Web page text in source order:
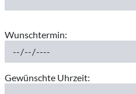
Wunschtermin:
Gewünschte Uhrzeit: